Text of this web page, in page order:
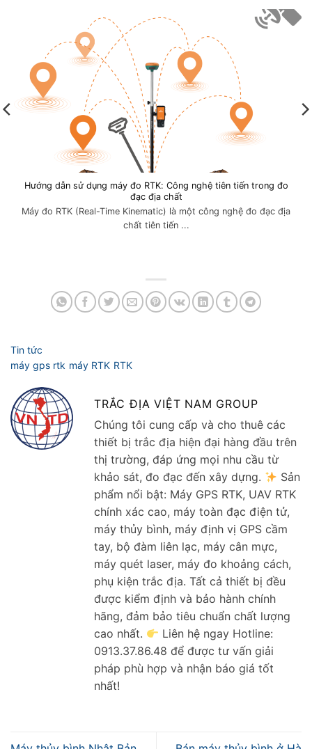
Hướng dẫn sử dụng máy đo RTK: Công nghệ tiên tiến trong đo
đạc địa chất
Máy đo RTK (Real-Time Kinematic) là một công nghệ đo đạc địa
chất tiên tiến ...
TRẮC ĐỊA VIỆT NAM GROUP
Chúng tôi cung cấp và cho thuê các
thiết bị trắc địa hiện đại hàng đầu trên
thị trường, đáp ứng mọi nhu cầu từ
khảo sát, đo đạc đến xây dựng.
Sản
phẩm nổi bật: Máy GPS RTK, UAV RTK
chính xác cao, máy toàn đạc điện tử,
máy thủy bình, máy định vị GPS cầm
tay, bộ đàm liên lạc, máy cân mực,
máy quét laser, máy đo khoảng cách,
phụ kiện trắc địa. Tất cả thiết bị đều
được kiểm định và bảo hành chính
hãng, đảm bảo tiêu chuẩn chất lượng
cao nhất.
Liên hệ ngay Hotline:
0913.37.86.48 để được tư vấn giải
pháp phù hợp và nhận báo giá tốt
nhất!